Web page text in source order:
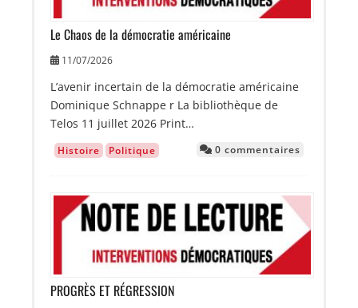
Le Chaos de la démocratie américaine
11/07/2026
L’avenir incertain de la démocratie américaine
Dominique Schnappe r La bibliothèque de
Telos 11 juillet 2026 Print…
Histoire Politique 0 commentaires
Image
PROGRÈS ET RÉGRESSION